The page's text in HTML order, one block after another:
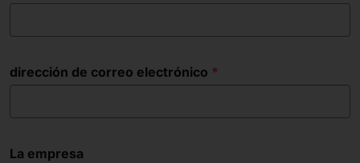
dirección de correo electrónico
La empresa